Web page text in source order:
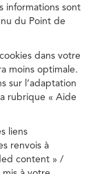
informations sont
du Point de
dans votre
moins optimale.
sur l’adaptation
rubrique « Aide
liens
renvois à
content » /